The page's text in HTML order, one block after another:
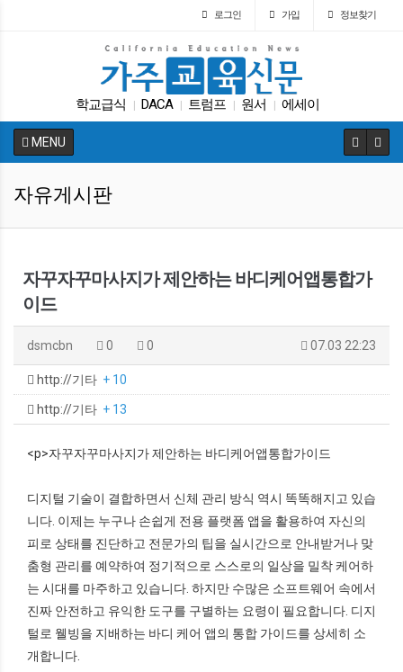
로그인 가입 정보찾기
학교급식 DACA 트럼프 원서 에세이
| LA교육구 다카 교육구 학자금 인터뷰
MENU
자유게시판
자꾸자꾸마사지가 제안하는 바디케어앱통합가
이드
dsmcbn 0 0 07.03 22:23
http://기타 + 10
http://기타 + 13
<p>자꾸자꾸마사지가 제안하는 바디케어앱통합가이드
디지털 기술이 결합하면서 신체 관리 방식 역시 똑똑해지고 있습
니다. 이제는 누구나 손쉽게 전용 플랫폼 앱을 활용하여 자신의
피로 상태를 진단하고 전문가의 팁을 실시간으로 안내받거나 맞
춤형 관리를 예약하여 정기적으로 스스로의 일상을 밀착 케어하
는 시대를 마주하고 있습니다. 하지만 수많은 소프트웨어 속에서
진짜 안전하고 유익한 도구를 구별하는 요령이 필요합니다. 디지
털로 웰빙을 지배하는 바디 케어 앱의 통합 가이드를 상세히 소
개합니다.